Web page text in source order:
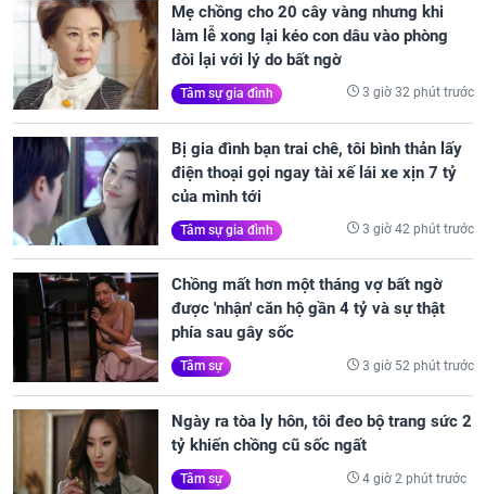
Mẹ chồng cho 20 cây vàng nhưng khi
làm lễ xong lại kéo con dâu vào phòng
đòi lại với lý do bất ngờ
Tâm sự gia đình 3 giờ 32 phút trước
Bị gia đình bạn trai chê, tôi bình thản lấy
điện thoại gọi ngay tài xế lái xe xịn 7 tỷ
của mình tới
Tâm sự gia đình 3 giờ 42 phút trước
Chồng mất hơn một tháng vợ bất ngờ
được 'nhận' căn hộ gần 4 tỷ và sự thật
phía sau gây sốc
Tâm sự 3 giờ 52 phút trước
Ngày ra tòa ly hôn, tôi đeo bộ trang sức 2
tỷ khiến chồng cũ sốc ngất
Tâm sự 4 giờ 2 phút trước